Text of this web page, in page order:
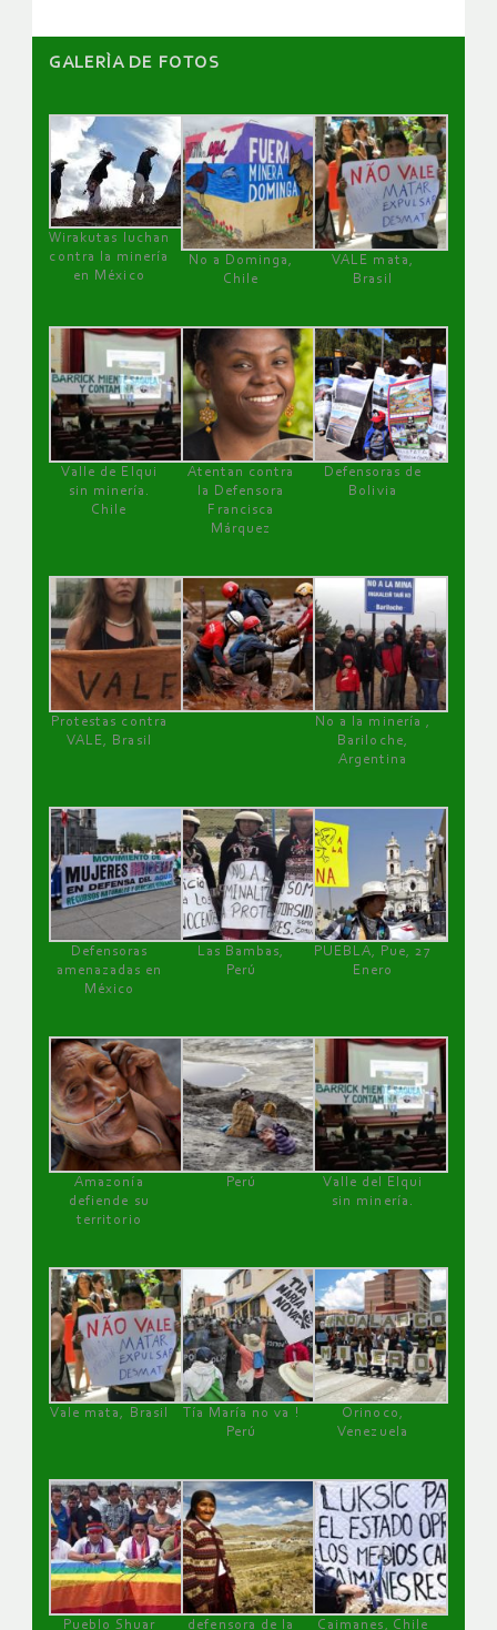
GALERÌA DE FOTOS
Wirakutas luchan
contra la minería
en México
No a Dominga,
Chile
VALE mata,
Brasil
Valle de Elqui
sin minería.
Chile
Atentan contra
la Defensora
Francisca
Márquez
Defensoras de
Bolivia
Protestas contra
VALE, Brasil
No a la minería ,
Bariloche,
Argentina
Defensoras
amenazadas en
México
Las Bambas,
Perú
PUEBLA, Pue, 27
Enero
Amazonía
defiende su
territorio
Perú
Valle del Elqui
sin minería.
Vale mata, Brasil
Tía María no va !
Perú
Orinoco,
Venezuela
Pueblo Shuar defensora de la Caimanes, Chile